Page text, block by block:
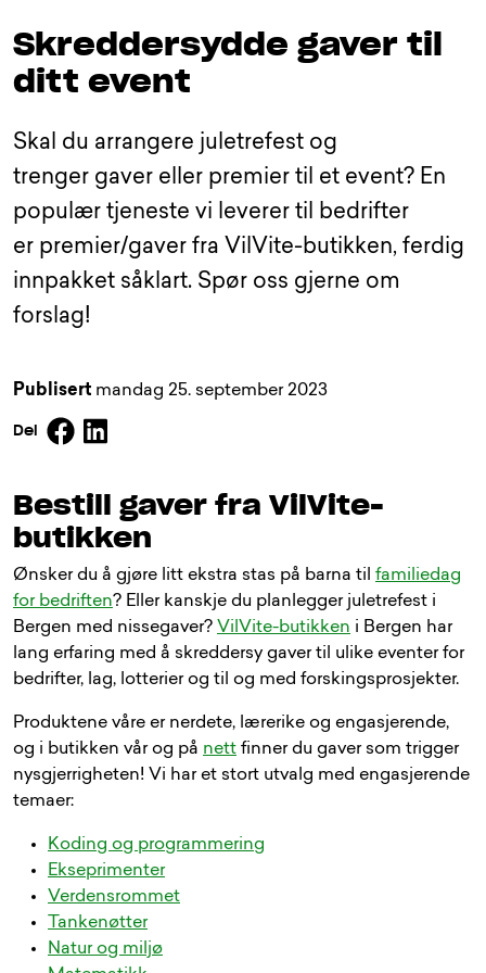
Skreddersydde gaver til
ditt event
Skal du arrangere juletrefest og
trenger gaver eller premier til et event? En
populær tjeneste vi leverer til bedrifter
er premier/gaver fra VilVite-butikken, ferdig
innpakket såklart. Spør oss gjerne om
forslag!
Publisert mandag 25. september 2023
Del Facebook
Linkedin
Bestill gaver fra VilVite-
butikken
Ønsker du å gjøre litt ekstra stas på barna til familiedag
for bedriften? Eller kanskje du planlegger juletrefest i
Bergen med nissegaver? VilVite-butikken i Bergen har
lang erfaring med å skreddersy gaver til ulike eventer for
bedrifter, lag, lotterier og til og med forskingsprosjekter.
Produktene våre er nerdete, lærerike og engasjerende,
og i butikken vår og på nett finner du gaver som trigger
nysgjerrigheten! Vi har et stort utvalg med engasjerende
temaer:
Koding og programmering
Ekseprimenter
Verdensrommet
Tankenøtter
Natur og miljø